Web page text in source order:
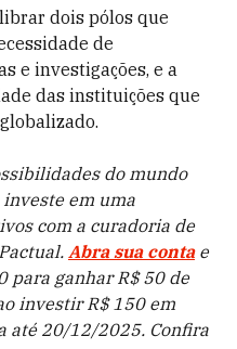
dois pólos que
de
e investigações, e a
das instituições que
do mundo
em uma
com a curadoria de
Abra sua contae
para ganhar R$ 50 de
investir R$ 150 em
até 20/12/2025. Confira